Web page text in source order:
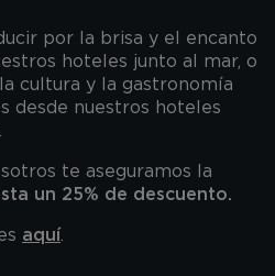
por la brisa y el encanto
hoteles junto al mar, o
cultura y la gastronomía
desde nuestros hoteles
te aseguramos la
un 25% de descuento.
aquí.